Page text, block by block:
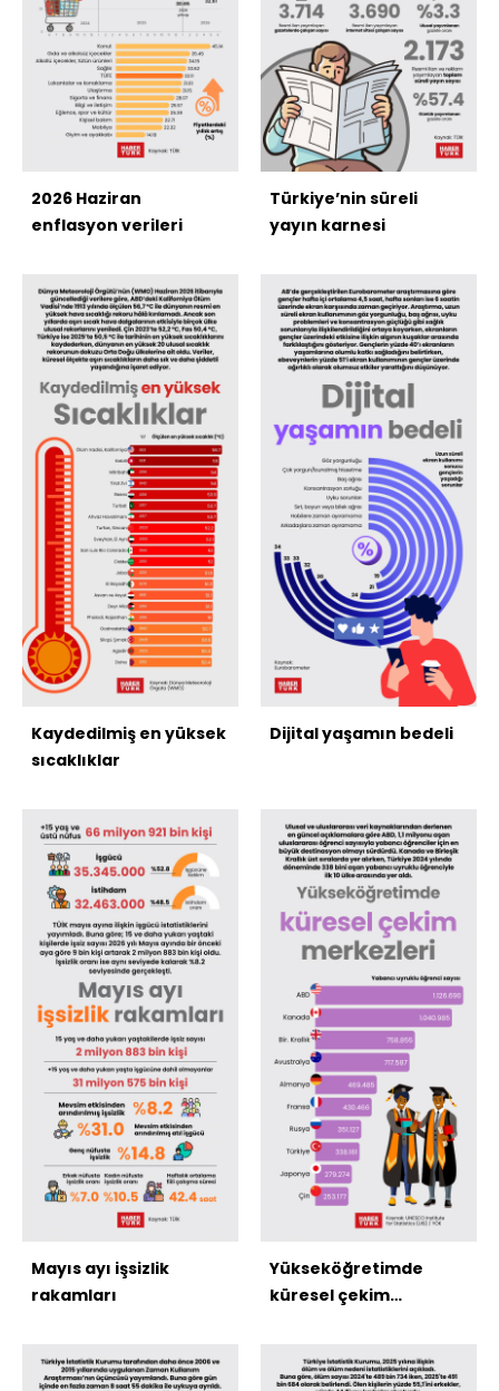
2026 Haziran
enflasyon verileri
Türkiye’nin süreli
yayın karnesi
Kaydedilmiş en yüksek
sıcaklıklar
Dijital yaşamın bedeli
Mayıs ayı işsizlik
rakamları
Yükseköğretimde
küresel çekim